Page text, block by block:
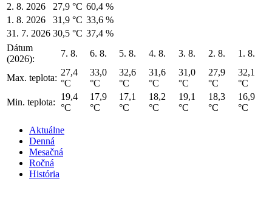
2. 8. 2026
27,9 °C 60,4 %
1. 8. 2026
31,9 °C 33,6 %
31. 7. 2026 30,5 °C 37,4 %
Dátum
(2026):
7. 8. 6. 8. 5. 8. 4. 8. 3. 8. 2. 8. 1. 8.
Max. teplota:
27,4
°C
33,0
°C
32,6
°C
31,6
°C
31,0
°C
27,9
°C
32,1
°C
Min. teplota:
19,4
°C
17,9
°C
17,1
°C
18,2
°C
19,1
°C
18,3
°C
16,9
°C
Aktuálne
Denná
Mesačná
Ročná
História